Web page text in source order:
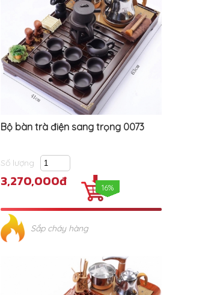
Bộ bàn trà điện sang trọng 0073
Số lượng
3,270,000đ 16%
Sắp cháy hàng